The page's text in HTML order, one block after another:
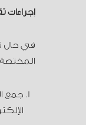
في حال
جمع